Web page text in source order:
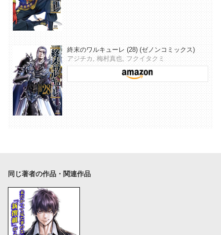
終末のワルキューレ (28) (ゼノンコミックス)
アジチカ, 梅村真也, フクイタクミ
同じ著者の作品・関連作品